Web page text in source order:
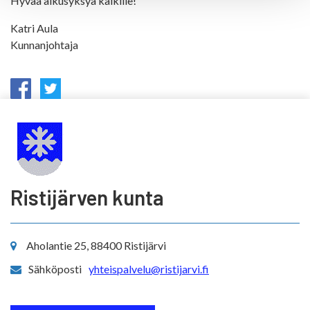
Katri Aula
Kunnanjohtaja
Ristijärven kunta
Aholantie 25, 88400 Ristijärvi
Sähköposti yhteispalvelu@ristijarvi.fi